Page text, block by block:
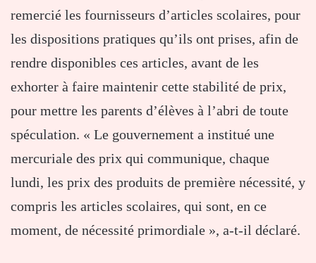
remercié les fournisseurs d’articles scolaires, pour
les dispositions pratiques qu’ils ont prises, afin de
rendre disponibles ces articles, avant de les
exhorter à faire maintenir cette stabilité de prix,
pour mettre les parents d’élèves à l’abri de toute
spéculation. « Le gouvernement a institué une
mercuriale des prix qui communique, chaque
lundi, les prix des produits de première nécessité, y
compris les articles scolaires, qui sont, en ce
moment, de nécessité primordiale », a-t-il déclaré.